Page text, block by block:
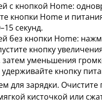
с кнопкой Home:
кнопки Home и
секунд.
без кнопки Home:
кнопку
затем уменьшения
удерживайте кнопку
для зарядки. Очистите
кисточкой или